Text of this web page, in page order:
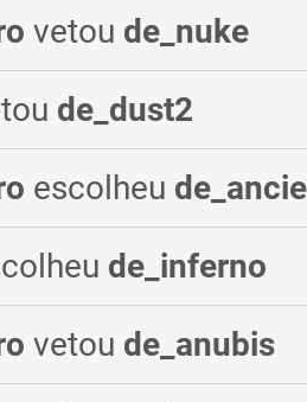
vetou de_nuke
de_dust2
escolheu
de_inferno
vetou de_anubis